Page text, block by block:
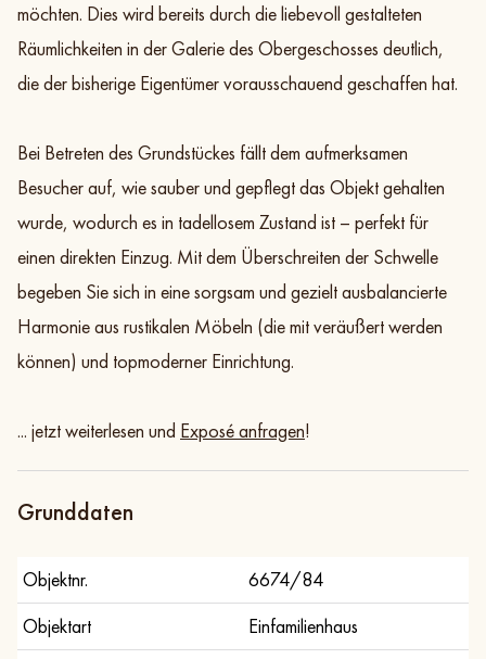
möchten. Dies wird bereits durch die liebevoll gestalteten
Räumlichkeiten in der Galerie des Obergeschosses deutlich,
die der bisherige Eigentümer vorausschauend geschaffen hat.
Bei Betreten des Grundstückes fällt dem aufmerksamen
Besucher auf, wie sauber und gepflegt das Objekt gehalten
wurde, wodurch es in tadellosem Zustand ist – perfekt für
einen direkten Einzug. Mit dem Überschreiten der Schwelle
begeben Sie sich in eine sorgsam und gezielt ausbalancierte
Harmonie aus rustikalen Möbeln (die mit veräußert werden
können) und topmoderner Einrichtung.
... jetzt weiterlesen und Exposé anfragen!
Grunddaten
Objektnr.
6674/84
Objektart
Einfamilienhaus